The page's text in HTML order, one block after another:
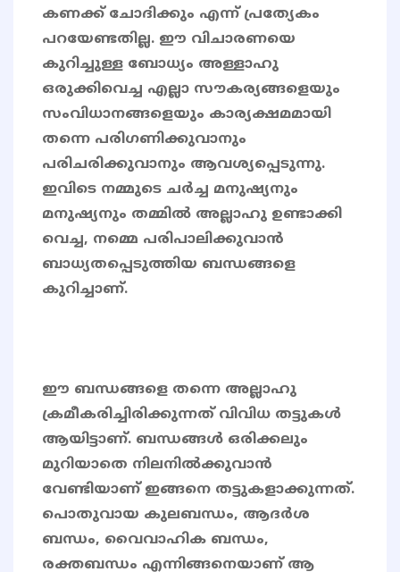
കണക്ക് ചോദിക്കും എന്ന് പ്രത്യേകം
പറയേണ്ടതില്ല. ഈ വിചാരണയെ
കുറിച്ചുള്ള ബോധ്യം അള്ളാഹു
ഒരുക്കിവെച്ച എല്ലാ സൗകര്യങ്ങളെയും
സംവിധാനങ്ങളെയും കാര്യക്ഷമമായി
തന്നെ പരിഗണിക്കുവാനും
പരിചരിക്കുവാനും ആവശ്യപ്പെടുന്നു.
ഇവിടെ നമ്മുടെ ചർച്ച മനുഷ്യനും
മനുഷ്യനും തമ്മിൽ അല്ലാഹു ഉണ്ടാക്കി
വെച്ച, നമ്മെ പരിപാലിക്കുവാൻ
ബാധ്യതപ്പെടുത്തിയ ബന്ധങ്ങളെ
കുറിച്ചാണ്.
ഈ ബന്ധങ്ങളെ തന്നെ അല്ലാഹു
ക്രമീകരിച്ചിരിക്കുന്നത് വിവിധ തട്ടുകൾ
ആയിട്ടാണ്. ബന്ധങ്ങൾ ഒരിക്കലും
മുറിയാതെ നിലനിൽക്കുവാൻ
വേണ്ടിയാണ് ഇങ്ങനെ തട്ടുകളാക്കുന്നത്.
പൊതുവായ കുലബന്ധം, ആദർശ
ബന്ധം, വൈവാഹിക ബന്ധം,
രക്തബന്ധം എന്നിങ്ങനെയാണ് ആ